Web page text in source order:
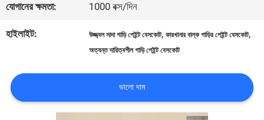
যোগাযোগ
খবর
যোগানের ক্ষমতা: 1000 বক্স/দিন
হাইলাইট: উজ্জ্বল সাদা গাড়ি পেইন্ট বেসকোট,কারখানার বাল্ক গাড়ির পেইন্ট বেসকোট,
অত্যন্ত দায়িত্বশীল গাড়ি পেইন্ট বেসকোট
ভালো দাম